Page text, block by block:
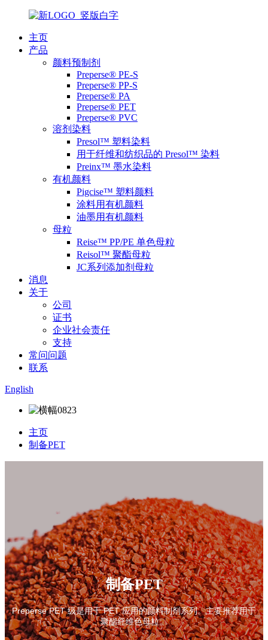
主页
产品
颜料预制剂
Preperse® PE-S
Preperse® PP-S
Preperse® PA
Preperse® PET
Preperse® PVC
溶剂染料
Presol™ 塑料染料
用于纤维和纺织品的 Presol™ 染料
Preinx™ 墨水染料
有机颜料
Pigcise™ 塑料颜料
涂料用有机颜料
油墨用有机颜料
母粒
Reise™ PP/PE 单色母粒
Reisol™ 聚酯母粒
JC系列添加剂母粒
消息
关于
公司
证书
企业社会责任
支持
常问问题
联系
English
主页
制备PET
制备PET
Preperse PET 级是用于 PET 应用的颜料制剂系列。主要推荐用于
聚酯纤维色母粒。